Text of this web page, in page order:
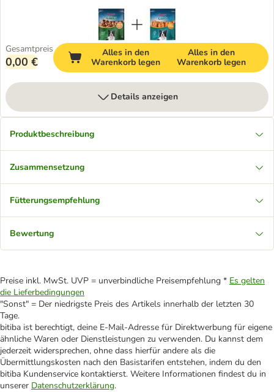
Gesamtpreis
0,00 €
Alles in den
Warenkorb legen
Alles in den
Warenkorb legen
Details anzeigen
Produktbeschreibung
Zusammensetzung
Fütterungsempfehlung
Bewertung
Preise inkl. MwSt. UVP = unverbindliche Preisempfehlung * Es gelten
die Lieferbedingungen
"Sonst" = Der niedrigste Preis des Artikels innerhalb der letzten 30
Tage.
bitiba ist berechtigt, deine E-Mail-Adresse für Direktwerbung für eigene
ähnliche Waren oder Dienstleistungen zu verwenden. Du kannst dem
jederzeit widersprechen, ohne dass hierfür andere als die
Übermittlungskosten nach den Basistarifen entstehen, indem du den
bitiba Kundenservice kontaktierst. Weitere Informationen findest du in
unserer Datenschutzerklärung.